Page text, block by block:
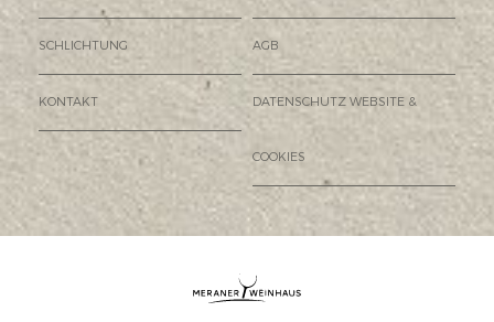
SCHLICHTUNG AGB
KONTAKT DATENSCHUTZ WEBSITE &
COOKIES